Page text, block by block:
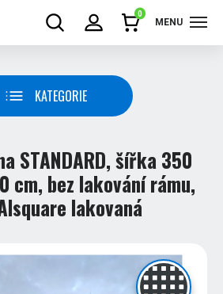
0
MENU
KATEGORIE
STANDARD, šířka 350
cm, bez lakování rámu,
lakovaná